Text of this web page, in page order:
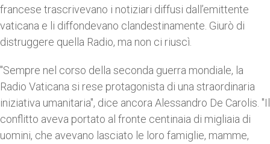
francese trascrivevano i notiziari diffusi dall’emittente
vaticana e li diffondevano clandestinamente. Giurò di
distruggere quella Radio, ma non ci riuscì.
"Sempre nel corso della seconda guerra mondiale, la
Radio Vaticana si rese protagonista di una straordinaria
iniziativa umanitaria", dice ancora Alessandro De Carolis. "Il
conflitto aveva portato al fronte centinaia di migliaia di
uomini, che avevano lasciato le loro famiglie, mamme,